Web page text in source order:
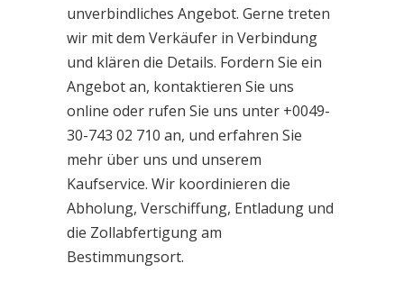
unverbindliches Angebot. Gerne treten
wir mit dem Verkäufer in Verbindung
und klären die Details. Fordern Sie ein
Angebot an, kontaktieren Sie uns
online oder rufen Sie uns unter +0049-
30-743 02 710 an, und erfahren Sie
mehr über uns und unserem
Kaufservice. Wir koordinieren die
Abholung, Verschiffung, Entladung und
die Zollabfertigung am
Bestimmungsort.